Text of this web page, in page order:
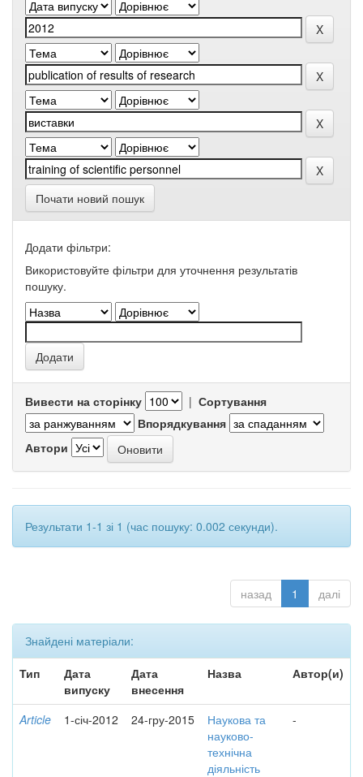
Почати новий пошук
Додати фільтри:
Використовуйте фільтри для уточнення результатів
пошуку.
Вивести на сторінку | Сортування
Впорядкування
Автори
Результати 1-1 зі 1 (час пошуку: 0.002 секунди).
назад 1 далі
Знайдені матеріали:
Тип
Дата
випуску
Дата
внесення
Назва Автор(и)
Article 1-січ-2012 24-гру-2015
Наукова та
науково-
технічна
діяльність
-